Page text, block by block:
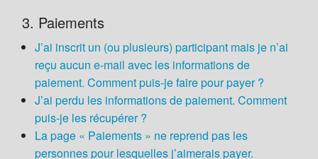
3. Paiements
J’ai inscrit un (ou plusieurs) participant mais je n’ai
reçu aucun e-mail avec les informations de
paiement. Comment puis-je faire pour payer ?
J’ai perdu les informations de paiement. Comment
puis-je les récupérer ?
La page « Paiements » ne reprend pas les
personnes pour lesquelles j’aimerais payer.